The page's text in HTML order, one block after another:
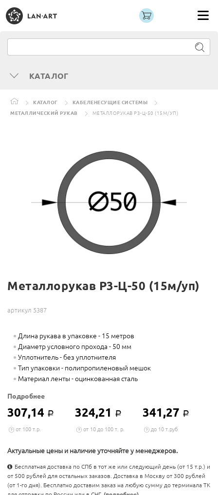
КАТАЛОГ
КАТАЛОГ
КАБЕЛЕНЕСУЩИЕ СИСТЕМЫ
МЕТАЛЛИЧЕСКИЙ РУКАВ
МЕТАЛЛОРУКАВ Р3-Ц-50 (15М/УП)
Металлорукав Р3-Ц-50 (15м/уп)
артикул 5387
Длина рукава в упаковке - 15 метров
Диаметр условного прохода - 50 мм
Уплотнитель - без уплотнителя
Тип упаковки - полипропиленовый мешок
Материал ленты - оцинкованная сталь
Подробнее
307,14 Р 324,21 Р 341,27 Р
от 100 т.р. от 10 до 100 т. р. до 10 т.руб
Актуальные цены и наличие уточняйте у менеджеров.
Бесплатная доставка по СПб в тот же или следующий день (от 15 т.р.) и
от 500 рублей для остальных заказов. Доставка в Москву от 300 рублей
(от 1-го дня). Бесплатно доставим заказ на любую сумму до терминала ТК